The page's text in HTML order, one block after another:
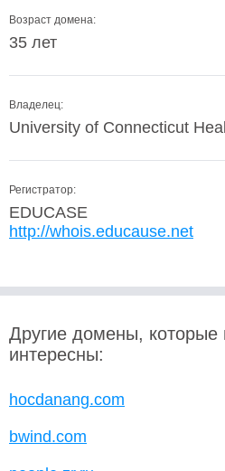
Возраст домена:
35 лет
Владелец:
University of Connecticut
Регистратор:
EDUCASE
http://whois.educause.net
Другие домены, которые
интересны:
hocdanang.com
bwind.com